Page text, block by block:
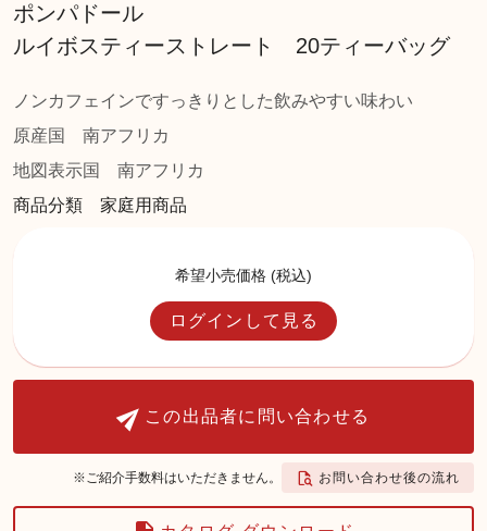
ポンパドール
ルイボスティーストレート 20ティーバッグ
ノンカフェインですっきりとした飲みやすい味わい
原産国
南アフリカ
地図表示国
南アフリカ
商品分類 家庭用商品
希望小売価格 (税込)
ログインして見る
この出品者に問い合わせる
※ご紹介手数料はいただきません。 お問い合わせ後の流れ